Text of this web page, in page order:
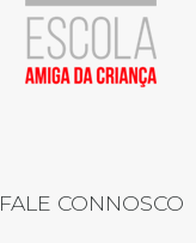
FALE CONNOSCO